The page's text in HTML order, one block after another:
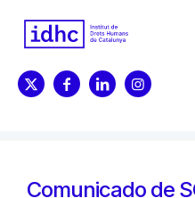
Comunicado de